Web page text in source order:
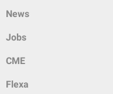
News
Jobs
CME
Flexa